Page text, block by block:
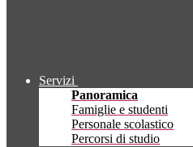
Servizi
Panoramica
Famiglie e studenti
Personale scolastico
Percorsi di studio